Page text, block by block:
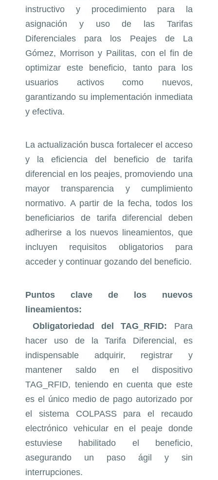
instructivo y procedimiento para la
asignación y uso de las Tarifas
Diferenciales para los Peajes de La
Gómez, Morrison y Pailitas, con el fin de
optimizar este beneficio, tanto para los
usuarios activos como nuevos,
garantizando su implementación inmediata
y efectiva.
La actualización busca fortalecer el acceso
y la eficiencia del beneficio de tarifa
diferencial en los peajes, promoviendo una
mayor transparencia y cumplimiento
normativo. A partir de la fecha, todos los
beneficiarios de tarifa diferencial deben
adherirse a los nuevos lineamientos, que
incluyen requisitos obligatorios para
acceder y continuar gozando del beneficio.
Puntos clave de los nuevos
lineamientos:
Obligatoriedad del TAG_RFID: Para
hacer uso de la Tarifa Diferencial, es
indispensable adquirir, registrar y
mantener saldo en el dispositivo
TAG_RFID, teniendo en cuenta que este
es el único medio de pago autorizado por
el sistema COLPASS para el recaudo
electrónico vehicular en el peaje donde
estuviese habilitado el beneficio,
asegurando un paso ágil y sin
interrupciones.